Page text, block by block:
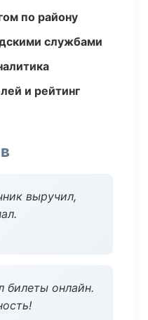
по району
службами
и рейтинг
выручил,
билеты онлайн.